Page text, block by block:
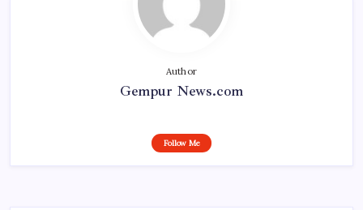
Author
Gempur News.com
Follow Me